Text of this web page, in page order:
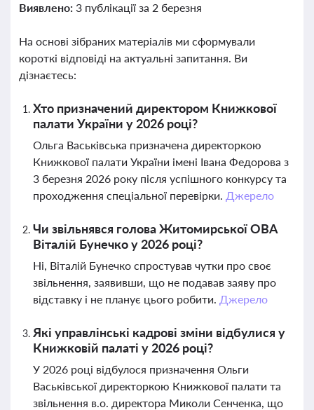
Виявлено: 3 публікації за 2 березня
На основі зібраних матеріалів ми сформували
короткі відповіді на актуальні запитання. Ви
дізнаєтесь:
Хто призначений директором Книжкової
палати України у 2026 році?
Ольга Васьківська призначена директоркою
Книжкової палати України імені Івана Федорова з
3 березня 2026 року після успішного конкурсу та
проходження спеціальної перевірки. Джерело
Чи звільнявся голова Житомирської ОВА
Віталій Бунечко у 2026 році?
Ні, Віталій Бунечко спростував чутки про своє
звільнення, заявивши, що не подавав заяву про
відставку і не планує цього робити. Джерело
Які управлінські кадрові зміни відбулися у
Книжковій палаті у 2026 році?
У 2026 році відбулося призначення Ольги
Васьківської директоркою Книжкової палати та
звільнення в.о. директора Миколи Сенченка, що